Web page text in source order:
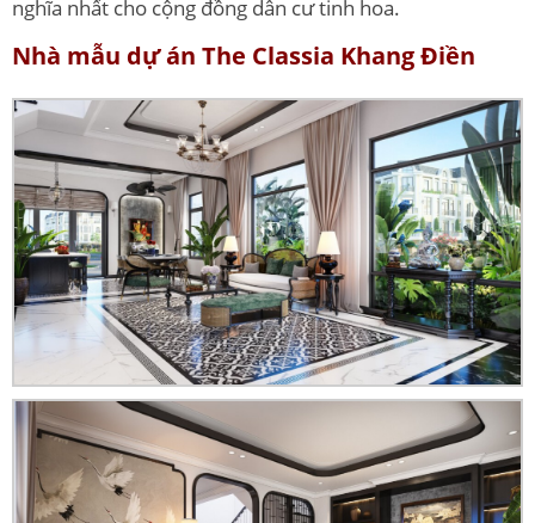
nghĩa nhất cho cộng đồng dân cư tinh hoa.
Nhà mẫu dự án The Classia Khang Điền